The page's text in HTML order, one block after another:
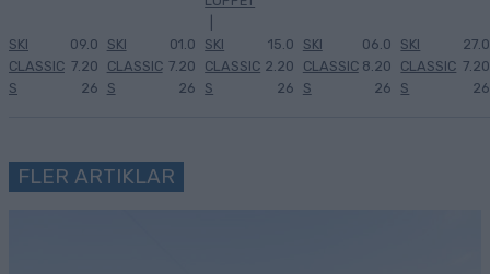
SKI
CLASSIC
S
09.0
7.20
26
SKI
CLASSIC
S
01.0
7.20
26
SKI
CLASSIC
S
15.0
2.20
26
SKI
CLASSIC
S
06.0
8.20
26
SKI
CLASSIC
S
27.0
7.20
26
FLER ARTIKLAR